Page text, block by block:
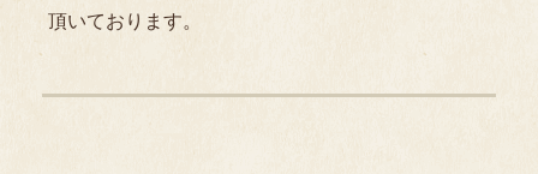
頂いております。